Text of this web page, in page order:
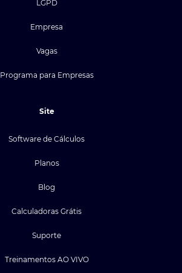
LGPD
Empresa
Vagas
Programa para Empresas
Site
Software de Cálculos
Planos
Blog
Calculadoras Grátis
Suporte
Treinamentos AO VIVO